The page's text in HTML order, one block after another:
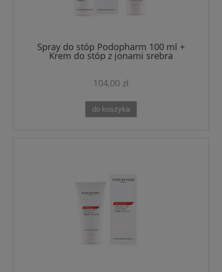
Spray do stóp Podopharm 100 ml +
Krem do stóp z jonami srebra
PODOFLEX 100 ml
104,00 zł
do koszyka